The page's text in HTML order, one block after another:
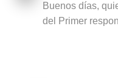
Buenos días,
del Primer